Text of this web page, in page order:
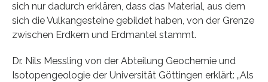
sich nur dadurch erklären, dass das Material, aus dem
sich die Vulkangesteine gebildet haben, von der Grenze
zwischen Erdkern und Erdmantel stammt.
Dr. Nils Messling von der Abteilung Geochemie und
Isotopengeologie der Universität Göttingen erklärt: „Als